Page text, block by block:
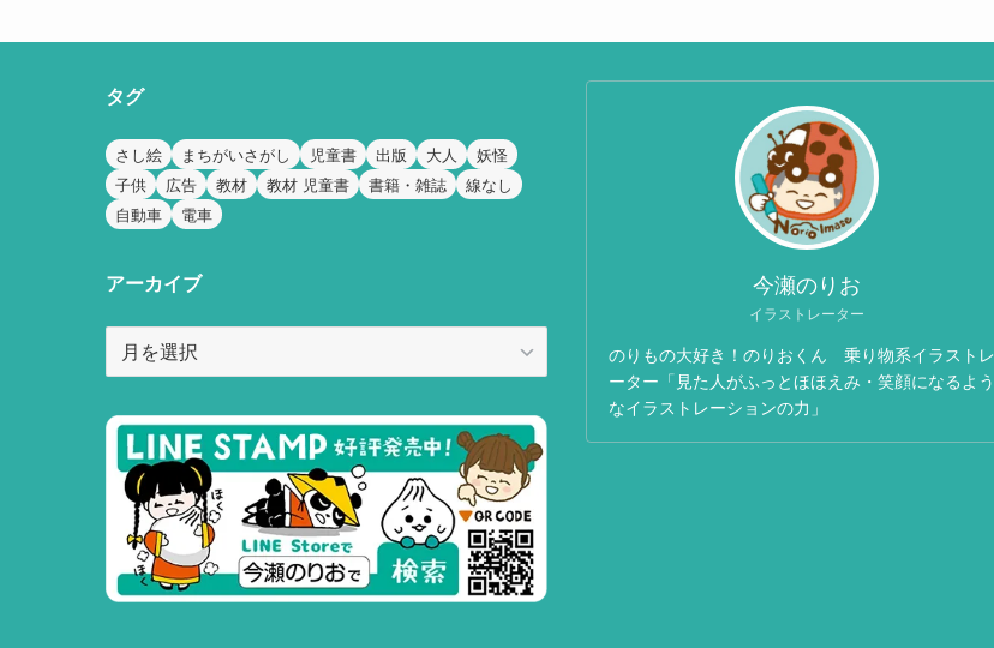
タグ
さし絵 まちがいさがし 児童書 出版 大人
妖怪
子供
広告 教材 教材 児童書 書籍・雑誌
線なし
自動車
電車
アーカイブ
ー
イ
ブ
今瀬のりお
イラストレーター
のりもの大好き！のりおくん 乗り物系イラストレ
ーター「見た人がふっとほほえみ・笑顔になるよう
なイラストレーションの力」